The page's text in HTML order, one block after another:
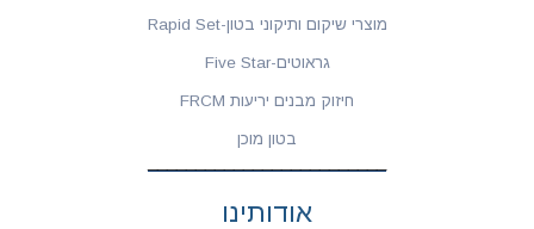
מוצרי שיקום ותיקוני בטון-Rapid Set
גראוטים-Five Star
חיזוק מבנים יריעות FRCM
בטון מוכן
אודותינו